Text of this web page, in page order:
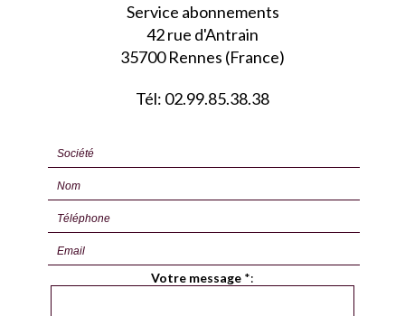
Service abonnements
42 rue d'Antrain
35700 Rennes (France)
Tél: 02.99.85.38.38
Votre message *: